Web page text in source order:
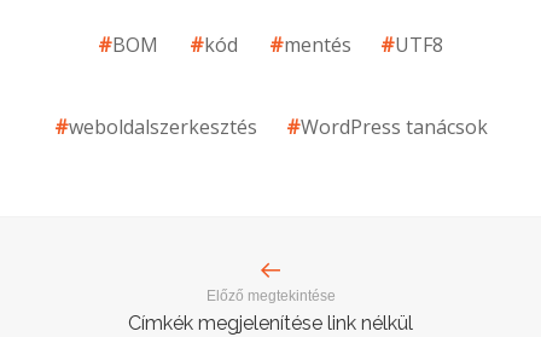
BOM kód mentés UTF8
weboldalszerkesztés WordPress tanácsok
Előző megtekintése
Címkék megjelenítése link nélkül